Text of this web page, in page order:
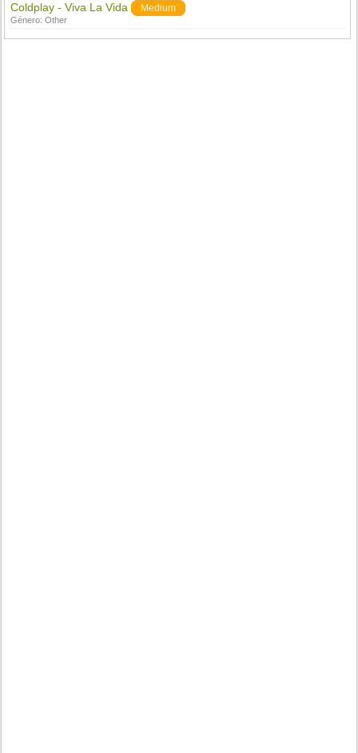
Coldplay - Viva La Vida Medium
Género:Other